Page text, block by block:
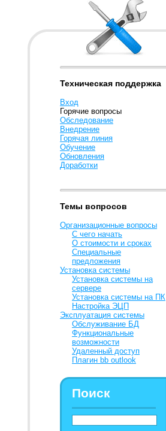
Техническая поддержка
Вход
Горячие вопросы
Обследование
Внедрение
Горячая линия
Обучение
Обновления
Доработки
Темы вопросов
Организационные вопросы
С чего начать
О стоимости и сроках
Специальные
предложения
Установка системы
Установка системы на
сервере
Установка системы на ПК
Настройка ЭЦП
Эксплуатация системы
Обслуживание БД
Функциональные
возможности
Удаленный доступ
Плагин bb outlook
Поиск